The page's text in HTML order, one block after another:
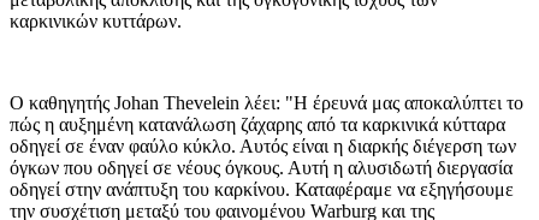
καρκινικών κυττάρων.
Ο καθηγητής Johan Thevelein λέει: "Η έρευνά μας αποκαλύπτει το
πώς η αυξημένη κατανάλωση ζάχαρης από τα καρκινικά κύτταρα
οδηγεί σε έναν φαύλο κύκλο. Αυτός είναι η διαρκής διέγερση των
όγκων που οδηγεί σε νέους όγκους. Αυτή η αλυσιδωτή διεργασία
οδηγεί στην ανάπτυξη του καρκίνου. Καταφέραμε να εξηγήσουμε
την συσχέτιση μεταξύ του φαινομένου Warburg και της